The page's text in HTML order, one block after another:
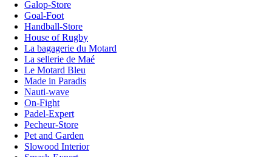
Galop-Store
Goal-Foot
Handball-Store
House of Rugby
La bagagerie du Motard
La sellerie de Maé
Le Motard Bleu
Made in Paradis
Nauti-wave
On-Fight
Padel-Expert
Pecheur-Store
Pet and Garden
Slowood Interior